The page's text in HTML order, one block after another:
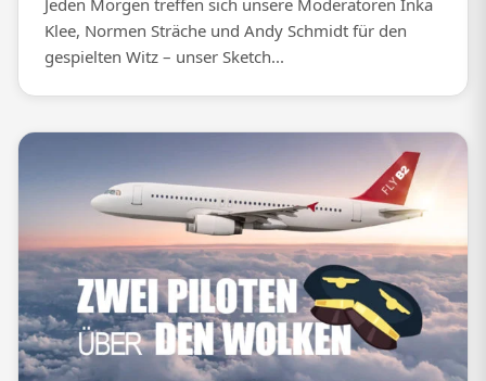
Jeden Morgen treffen sich unsere Moderatoren Inka
Klee, Normen Sträche und Andy Schmidt für den
gespielten Witz – unser Sketch...